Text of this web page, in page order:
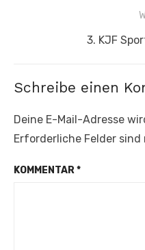
Nächster
3. KJF
Schreibe einen
Deine E-Mail-Adresse
Erforderliche Felder sind
KOMMENTAR*